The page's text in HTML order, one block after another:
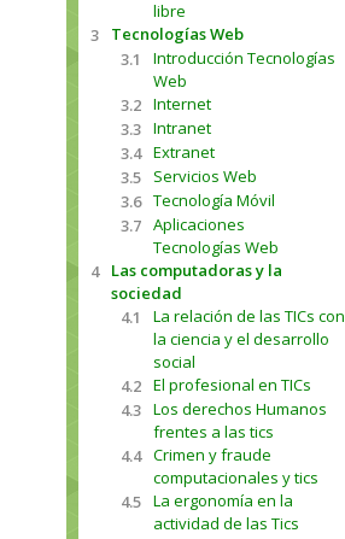
libre
3
Tecnologías Web
3.1
Introducción Tecnologías
Web
3.2 Internet
3.3 Intranet
3.4 Extranet
3.5
Servicios Web
3.6 Tecnología Móvil
3.7 Aplicaciones
Tecnologías Web
4
Las computadoras y la
sociedad
4.1
La relación de las TICs con
la ciencia y el desarrollo
social
4.2 El profesional en TICs
4.3 Los derechos Humanos
frentes a las tics
4.4 Crimen y fraude
computacionales y tics
4.5 La ergonomía en la
actividad de las Tics